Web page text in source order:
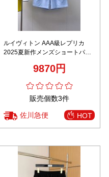
ルイヴィトン AAA級レプリカ
2025夏新作メンズショートパン
9870円
販売個数3件
佐川急便 HOT